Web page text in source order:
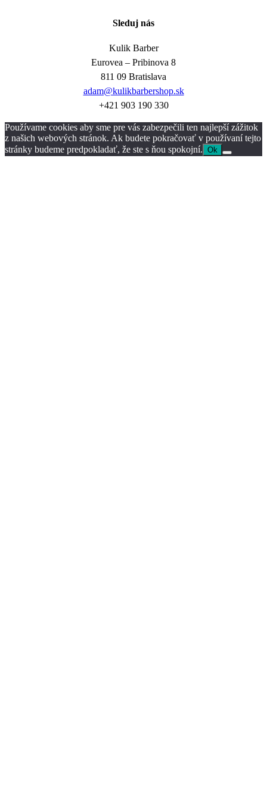
Sleduj nás
Kulik Barber
Eurovea – Pribinova 8
811 09 Bratislava
adam@kulikbarbershop.sk
+421 903 190 330
Používame cookies aby sme pre vás zabezpečili ten najlepší zážitok
z našich webových stránok. Ak budete pokračovať v používaní tejto
stránky budeme predpokladať, že ste s ňou spokojní. Ok